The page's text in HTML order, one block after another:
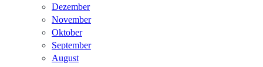
Dezember
November
Oktober
September
August